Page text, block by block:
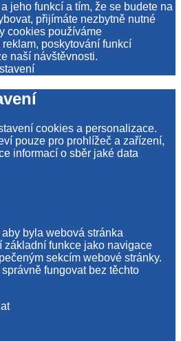
jeho funkcí a tím, že se budete na
přijímáte nezbytně nutné
cookies používáme
poskytování funkcí
naší návštěvnosti.
cookies a personalizace.
pouze pro prohlížeč a zařízení,
informací o sběr jaké data
byla webová stránka
základní funkce jako navigace
sekcím webové stránky.
fungovat bez těchto